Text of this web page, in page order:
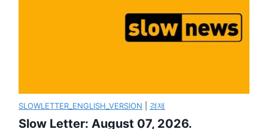
SLOWLETTER_ENGLISH_VERSION 경제
Slow Letter: August 07, 2026.